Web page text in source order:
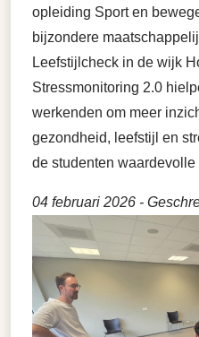
opleiding Sport en
bijzondere
Leefstijlcheck in de wijk
Stressmonitoring 2.0
werkenden om meer
gezondheid, leefstijl en
de studenten
04 februari 2026 -